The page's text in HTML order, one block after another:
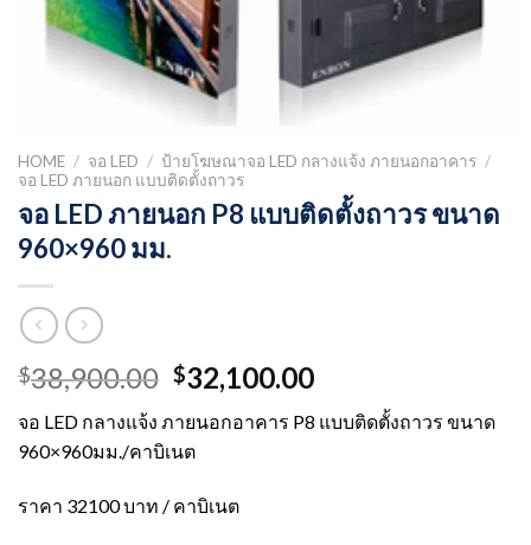
HOME / จอ LED / ป้ายโฆษณาจอ LED กลางแจ้ง ภายนอกอาคาร /
จอ LED ภายนอก แบบติดตั้งถาวร
จอ LED ภายนอก P8 แบบติดตั้งถาวร ขนาด
960×960 มม.
$38,900.00 Original
price
was:
$38,900.00.
$32,100.00Current
price
is:
จอ LED กลางแจ้ง ภายนอกอาคาร P8 แบบติดตั้งถาวร ขนาด
960×960มม./คาบิเนต
ราคา 32100 บาท / คาบิเนต